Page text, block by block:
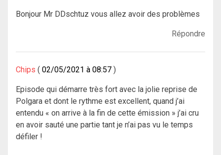
Bonjour Mr DDschtuz vous allez avoir des problèmes
Répondre
Chips 02/05/2021 à 08:57
Episode qui démarre très fort avec la jolie reprise de
Polgara et dont le rythme est excellent, quand j’ai
entendu « on arrive à la fin de cette émission » j’ai cru
en avoir sauté une partie tant je n’ai pas vu le temps
défiler !